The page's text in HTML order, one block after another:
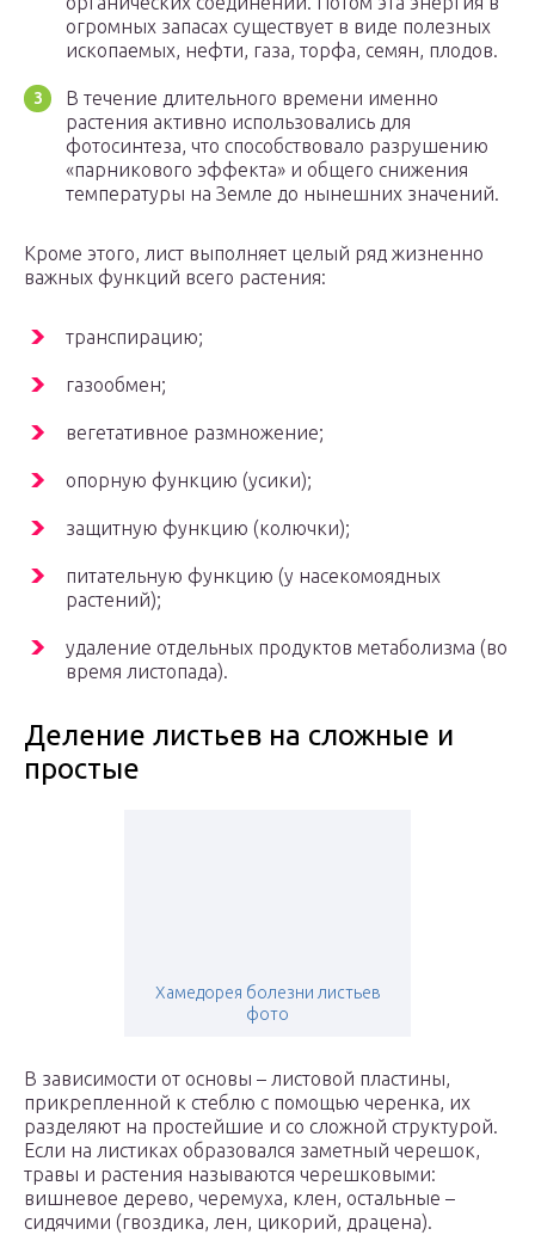
огромных запасах существует в виде полезных
ископаемых, нефти, газа, торфа, семян, плодов.
В течение длительного времени именно
растения активно использовались для
фотосинтеза, что способствовало разрушению
«парникового эффекта» и общего снижения
температуры на Земле до нынешних значений.
Кроме этого, лист выполняет целый ряд жизненно
важных функций всего растения:
транспирацию;
газообмен;
вегетативное размножение;
опорную функцию (усики);
защитную функцию (колючки);
питательную функцию (у насекомоядных
растений);
удаление отдельных продуктов метаболизма (во
время листопада).
Деление листьев на сложные и
простые
Хамедорея болезни листьев
фото
В зависимости от основы – листовой пластины,
прикрепленной к стеблю с помощью черенка, их
разделяют на простейшие и со сложной структурой.
Если на листиках образовался заметный черешок,
травы и растения называются черешковыми:
вишневое дерево, черемуха, клен, остальные –
сидячими (гвоздика, лен, цикорий, драцена).